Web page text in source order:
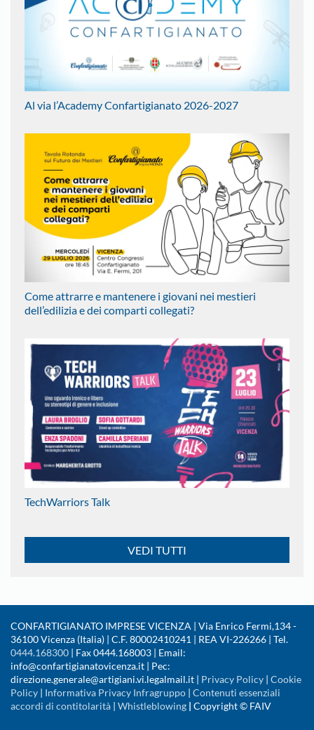
Al via l’Academy Confartigianato 2026-2027
Come attrarre e mantenere i giovani nei mestieri
dell’edilizia e dei comparti collegati?
TechWarriors Talk
VEDI TUTTI
CONFARTIGIANATO IMPRESE VICENZA | Via Enrico Fermi,134 -
36100 Vicenza (Italia) | C.F. 80002410241 | REA VI-226266 | Tel.
0444.168300 | Fax 0444.168003 | Email:
info@confartigianatovicenza.it | Pec:
direzione.generale@artigiani.vi.legalmail.it | Privacy Policy | Cookie
Policy | Informativa Privacy Infragruppo | Contenuti essenziali
accordi di contitolarità | Whistleblowing | Copyright © FAIV